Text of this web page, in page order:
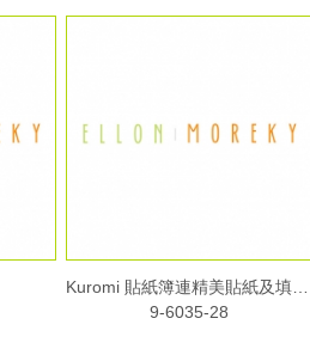
Kuromi 貼紙簿連精美貼紙及填色頁
9-6035-28